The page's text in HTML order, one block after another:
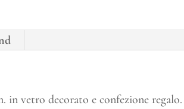
vetro decorato e confezione regalo.